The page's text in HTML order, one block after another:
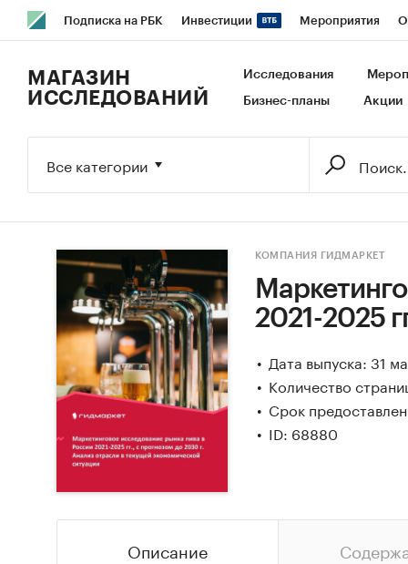
Подписка на РБК Инвестиции Мероприятия
Исследования Кредитные рейтинги Франшизы
МАГАЗИН
ИССЛЕДОВАНИЙ
Исследования
Бизнес-планы Акции
Все категории
КОМПАНИЯ ГИДМАРКЕТ
2021-2025
Дата выпуска: 31
Количество
Срок
ID: 68880
Описание